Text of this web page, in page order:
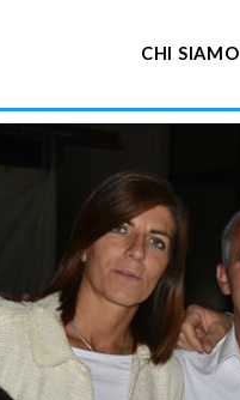
CHI SIAMO